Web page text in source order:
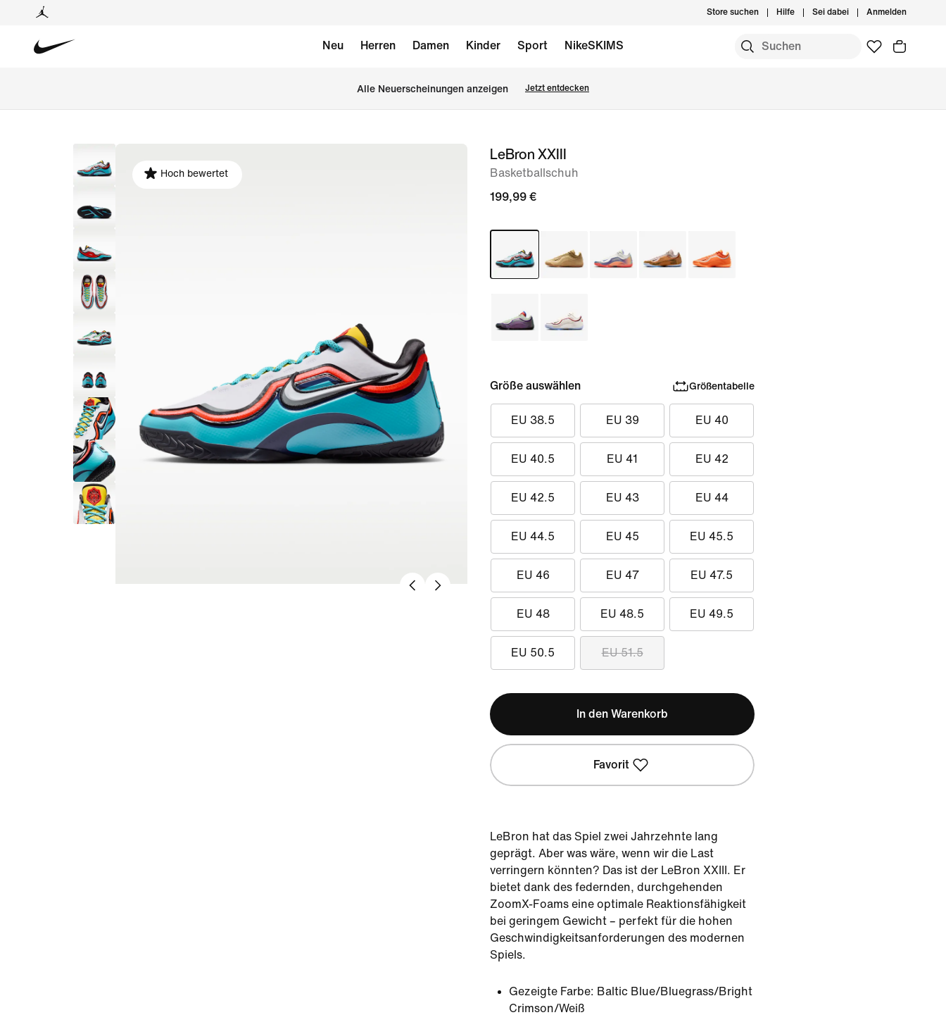
Store suchen Hilfe Sei dabei Anmelden
Neu Herren Damen Kinder Sport NikeSKIMS
Alle Neuerscheinungen anzeigen Jetzt entdecken
Hoch bewertet
LeBron XXIII
Basketballschuh
199,99 €
Größe auswählen Größentabelle
EU 38.5 EU 39 EU 40
EU 40.5 EU 41 EU 42
EU 42.5 EU 43 EU 44
EU 44.5 EU 45 EU 45.5
EU 46 EU 47 EU 47.5
EU 48 EU 48.5 EU 49.5
EU 50.5 EU 51.5
In den Warenkorb
Favorit
LeBron hat das Spiel zwei Jahrzehnte lang
geprägt. Aber was wäre, wenn wir die Last
verringern könnten? Das ist der LeBron XXIII. Er
bietet dank des federnden, durchgehenden
ZoomX-Foams eine optimale Reaktionsfähigkeit
bei geringem Gewicht – perfekt für die hohen
Geschwindigkeitsanforderungen des modernen
Spiels.
Gezeigte Farbe: Baltic Blue/Bluegrass/Bright
Crimson/Weiß